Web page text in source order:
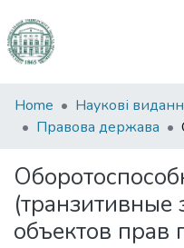
Communities
&
All of DSpace
Statistics
Home
Правова держава
(транзитивные
объектов прав